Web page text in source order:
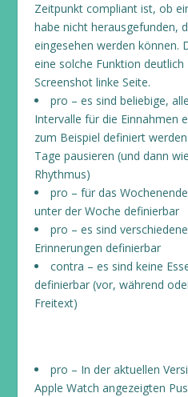
Zeitpunkt compliant ist, ob
habe nicht herausgefunden,
eingesehen werden können.
eine solche Funktion deutlich
Screenshot linke Seite.
pro – es sind beliebige,
Intervalle für die Einnahmen
zum Beispiel definiert
Tage pausieren (und dann
Rhythmus)
pro – für das
unter der Woche definierbar
pro – es sind
Erinnerungen definierbar
contra – es sind keine
definierbar (vor, während
Freitext)
pro – In der aktuellen
Apple Watch angezeigten